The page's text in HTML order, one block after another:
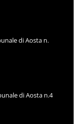
di Aosta n.
di Aosta n.4